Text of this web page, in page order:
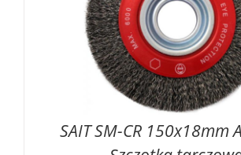
SAIT SM-CR 150x18mm